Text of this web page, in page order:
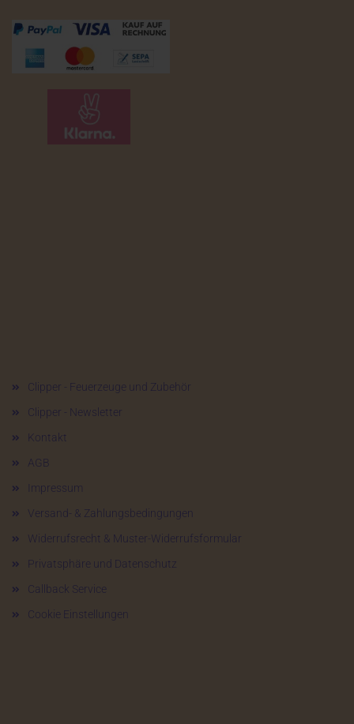
Clipper - Feuerzeuge und Zubehör
Clipper - Newsletter
Kontakt
AGB
Impressum
Versand- & Zahlungsbedingungen
Widerrufsrecht & Muster-Widerrufsformular
Privatsphäre und Datenschutz
Callback Service
Cookie Einstellungen